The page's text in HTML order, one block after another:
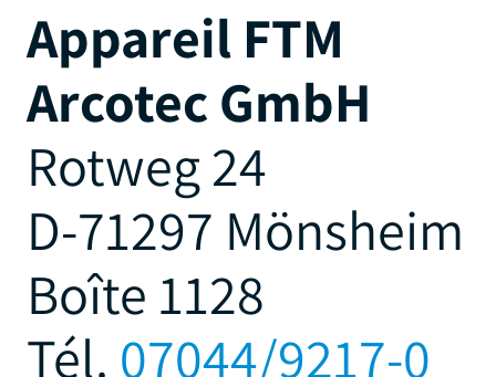
Appareil FTM
Arcotec GmbH
Rotweg 24
D-71297 Mönsheim
Boîte 1128
Tél. 07044/9217-0